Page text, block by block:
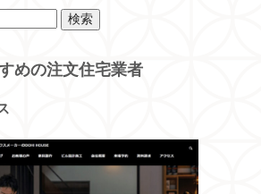
めの注文住宅業者